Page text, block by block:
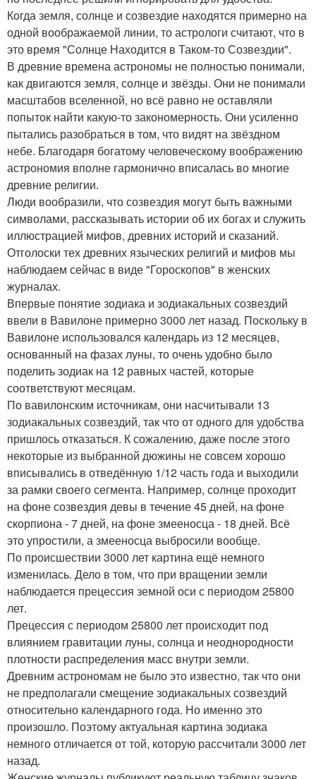
Когда земля, солнце и созвездие находятся примерно на
одной воображаемой линии, то астрологи считают, что в
это время "Солнце Находится в Таком-то Созвездии".
В древние времена астрономы не полностью понимали,
как двигаются земля, солнце и звёзды. Они не понимали
масштабов вселенной, но всё равно не оставляли
попыток найти какую-то закономерность. Они усиленно
пытались разобраться в том, что видят на звёздном
небе. Благодаря богатому человеческому воображению
астрономия вполне гармонично вписалась во многие
древние религии.
Люди вообразили, что созвездия могут быть важными
символами, рассказывать истории об их богах и служить
иллюстрацией мифов, древних историй и сказаний.
Отголоски тех древних языческих религий и мифов мы
наблюдаем сейчас в виде "Гороскопов" в женских
журналах.
Впервые понятие зодиака и зодиакальных созвездий
ввели в Вавилоне примерно 3000 лет назад. Поскольку в
Вавилоне использовался календарь из 12 месяцев,
основанный на фазах луны, то очень удобно было
поделить зодиак на 12 равных частей, которые
соответствуют месяцам.
По вавилонским источникам, они насчитывали 13
зодиакальных созвездий, так что от одного для удобства
пришлось отказаться. К сожалению, даже после этого
некоторые из выбранной дюжины не совсем хорошо
вписывались в отведённую 1/12 часть года и выходили
за рамки своего сегмента. Например, солнце проходит
на фоне созвездия девы в течение 45 дней, на фоне
скорпиона - 7 дней, на фоне змееносца - 18 дней. Всё
это упростили, а змееносца выбросили вообще.
По происшествии 3000 лет картина ещё немного
изменилась. Дело в том, что при вращении земли
наблюдается прецессия земной оси с периодом 25800
лет.
Прецессия с периодом 25800 лет происходит под
влиянием гравитации луны, солнца и неоднородности
плотности распределения масс внутри земли.
Древним астрономам не было это известно, так что они
не предполагали смещение зодиакальных созвездий
относительно календарного года. Но именно это
произошло. Поэтому актуальная картина зодиака
немного отличается от той, которую рассчитали 3000 лет
назад.